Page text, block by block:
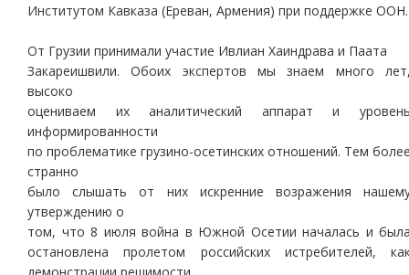
Институтом Кавказа (Ереван, Армения) при поддержке ООН.
От Грузии принимали участие Ивлиан Хаиндрава и Паата
Закареишвили. Обоих экспертов мы знаем много
высоко
оцениваем их аналитический аппарат и
информированности
по проблематике грузино-осетинских отношений. Тем
странно
было слышать от них искренние возражения
утверждению о
том, что 8 июля война в Южной Осетии началась и
остановлена пролетом российских истребителей,
демонстрации решимости